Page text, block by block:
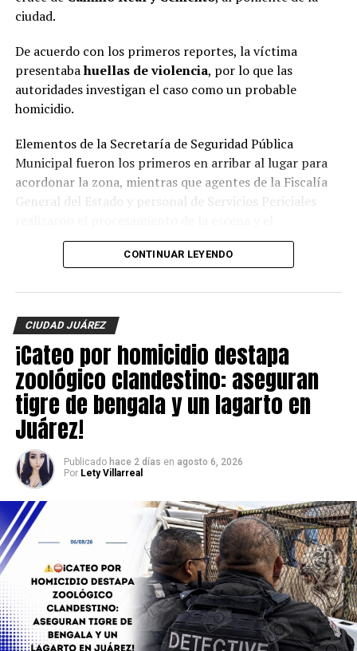
ciudad.
De acuerdo con los primeros reportes, la víctima
presentabahuellas de violencia, por lo que las
autoridades investigan el caso como un probable
homicidio.
Elementos de la Secretaría de Seguridad Pública
Municipal fueron los primeros en arribar al lugar para
acordonar la zona, mientras que agentes de la Fiscalía
General del Estado y personal de Servicios Periciales
levantamiento de evidencias.
revelada y las autoridades continúan con las
investigaciones para esclarecer el móvil del crimen y dar
con los responsables.
CONTINUAR LEYENDO
CIUDAD JUÁREZ
¡Cateo por homicidio destapa
zoológico clandestino: aseguran
tigre de bengala y un lagarto en
Juárez!
Publicado hace 2 días en agosto 6, 2026
Por Lety Villarreal